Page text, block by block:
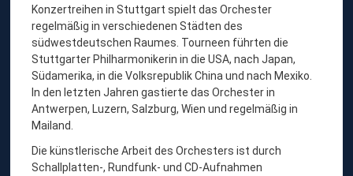
Konzertreihen in Stuttgart spielt das Orchester
regelmäßig in verschiedenen Städten des
südwestdeutschen Raumes. Tourneen führten die
Stuttgarter Philharmonikerin in die USA, nach Japan,
Südamerika, in die Volksrepublik China und nach Mexiko.
In den letzten Jahren gastierte das Orchester in
Antwerpen, Luzern, Salzburg, Wien und regelmäßig in
Mailand.
Die künstlerische Arbeit des Orchesters ist durch
Schallplatten-, Rundfunk- und CD-Aufnahmen